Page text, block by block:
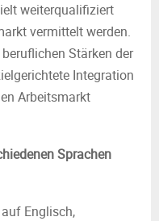
weiterqualifiziert
vermittelt werden.
Stärken der
Integration
Arbeitsmarkt
Sprachen
Englisch,